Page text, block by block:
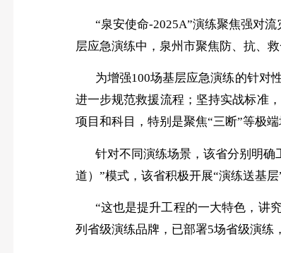
“泉安使命-2025A”演练聚焦强对
层应急演练中，泉州市聚焦防、抗、
为增强100场基层应急演练的针对
进一步规范救援流程；坚持实战标准
项目和科目，特别是聚焦“三断”等极
针对不同演练场景，该省分别明
道）”模式，该省积极开展“演练送基
“这也是提升工程的一大特色，讲
列省级演练品牌，已部署5场省级演练